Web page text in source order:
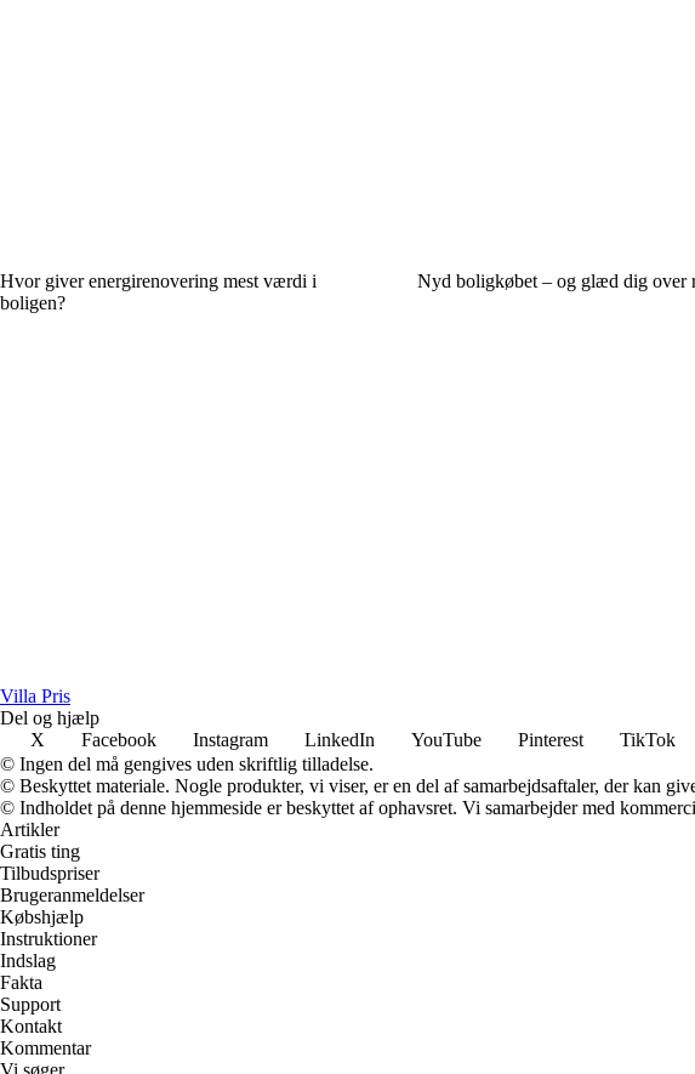
Hvor giver energirenovering mest værdi i
boligen?
Nyd boligkøbet – og glæd dig over
Villa Pris
Del og hjælp
X
Facebook Instagram LinkedIn YouTube Pinterest TikTok
© Ingen del må gengives uden skriftlig tilladelse.
© Beskyttet materiale. Nogle produkter, vi viser, er en del af samarbejdsaftaler, der kan
© Indholdet på denne hjemmeside er beskyttet af ophavsret. Vi samarbejder med
Artikler
Gratis ting
Tilbudspriser
Brugeranmeldelser
Købshjælp
Instruktioner
Indslag
Fakta
Support
Kontakt
Kommentar
Vi søger